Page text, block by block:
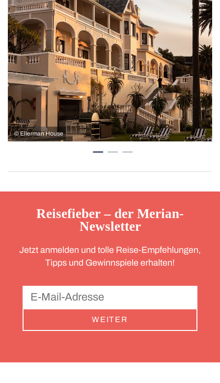
© Ellerman House
Reisefieber – der Merian-
Newsletter
Jetzt anmelden und tolle Reise-Empfehlungen,
Tipps und Gewinnspiele erhalten!
WEITER